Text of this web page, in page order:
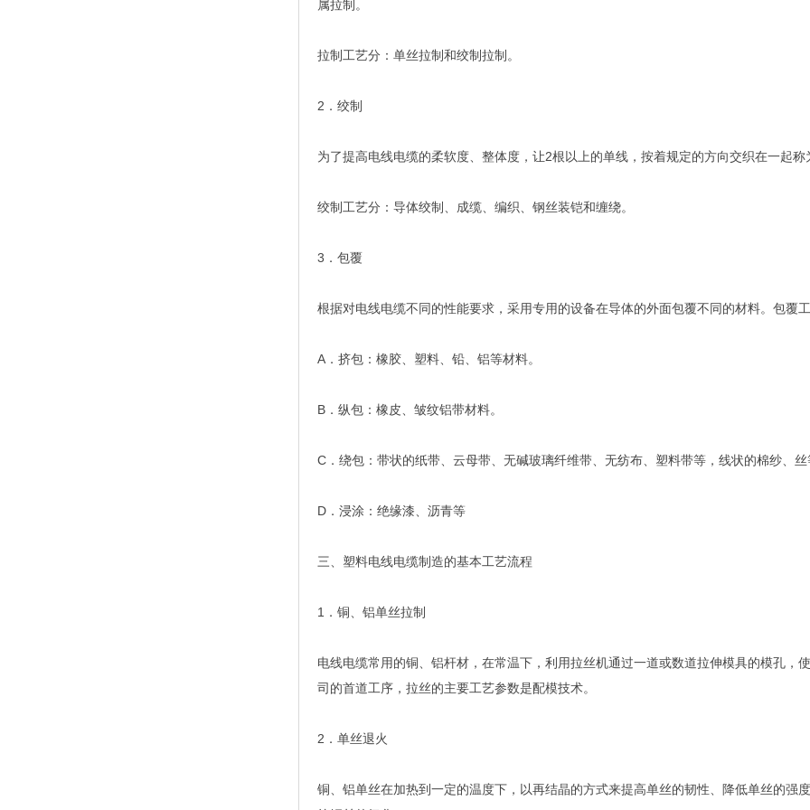
属拉制。
拉制工艺分：单丝拉制和绞制拉制。
2．绞制
为了提高电线电缆的柔软度、整体度，让2根以上的单线，按着规定的方向交织在一起称
绞制工艺分：导体绞制、成缆、编织、钢丝装铠和缠绕。
3．包覆
根据对电线电缆不同的性能要求，采用专用的设备在导体的外面包覆不同的材料。包覆工
A．挤包：橡胶、塑料、铅、铝等材料。
B．纵包：橡皮、皱纹铝带材料。
C．绕包：带状的纸带、云母带、无碱玻璃纤维带、无纺布、塑料带等，线状的棉纱、丝
D．浸涂：绝缘漆、沥青等
三、塑料电线电缆制造的基本工艺流程
1．铜、铝单丝拉制
电线电缆常用的铜、铝杆材，在常温下，利用拉丝机通过一道或数道拉伸模具的模孔，
司的首道工序，拉丝的主要工艺参数是配模技术。
2．单丝退火
铜、铝单丝在加热到一定的温度下，以再结晶的方式来提高单丝的韧性、降低单丝的强